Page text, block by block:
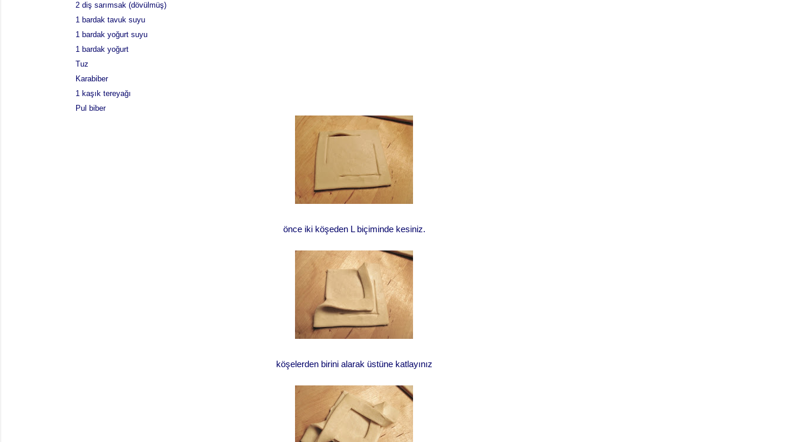
2 diş sarımsak (dövülmüş)
1 bardak tavuk suyu
1 bardak yoğurt suyu
1 bardak yoğurt
Tuz
Karabiber
1 kaşık tereyağı
Pul biber
önce iki köşeden L biçiminde kesiniz.
köşelerden birini alarak üstüne katlayınız